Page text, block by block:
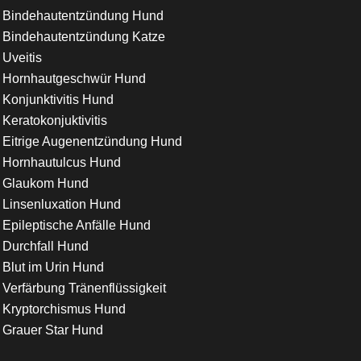
Bindehautentzündung Hund
Bindehautentzündung Katze
Uveitis
Hornhautgeschwür Hund
Konjunktivitis Hund
Keratokonjuktivitis
Eitrige Augenentzündung Hund
Hornhautulcus Hund
Glaukom Hund
Linsenluxation Hund
Epileptische Anfälle Hund
Durchfall Hund
Blut im Urin Hund
Verfärbung Tränenflüssigkeit
Kryptorchismus Hund
Grauer Star Hund